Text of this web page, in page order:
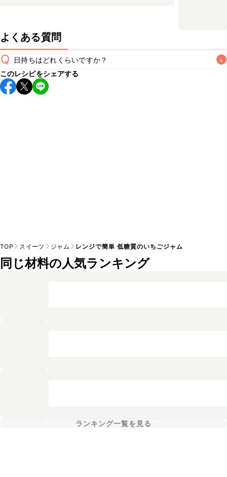
よくある質問
Q 日持ちはどれくらいですか？ +
保存期間は冷蔵で1週間が目安です。なるべくお早めにお召し
上がりください。
このレシピをシェアする
TOP スイーツ ジャム レンジで簡単 低糖質のいちごジャム
同じ材料の人気ランキング
ランキング一覧を見る